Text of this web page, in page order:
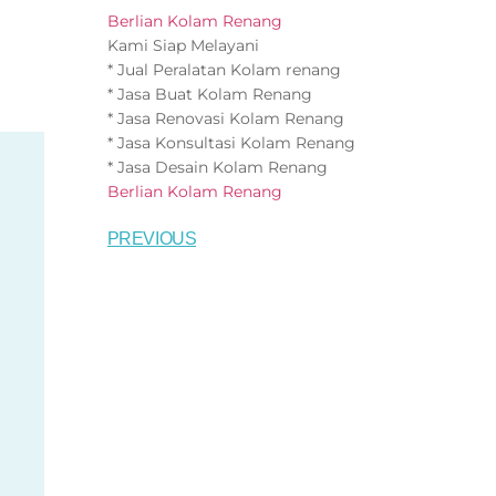
Berlian Kolam Renang
Kami Siap Melayani
* Jual Peralatan Kolam renang
* Jasa Buat Kolam Renang
* Jasa Renovasi Kolam Renang
* Jasa Konsultasi Kolam Renang
* Jasa Desain Kolam Renang
Berlian Kolam Renang
PREVIOUS